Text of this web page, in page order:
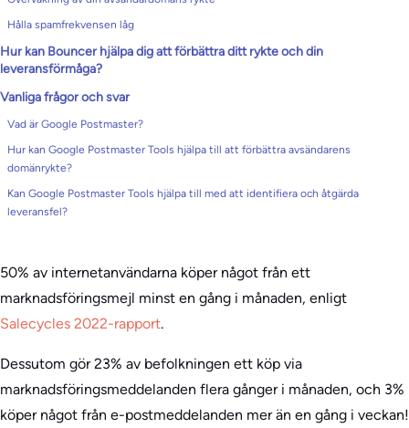
Hålla spamfrekvensen låg
Hur kan Bouncer hjälpa dig att förbättra ditt rykte och din
leveransförmåga?
Vanliga frågor och svar
Vad är Google Postmaster?
Hur kan Google Postmaster Tools hjälpa till att förbättra avsändarens
domänrykte?
Kan Google Postmaster Tools hjälpa till med att identifiera och åtgärda
leveransfel?
50% av internetanvändarna köper något från ett
marknadsföringsmejl minst en gång i månaden, enligt
Salecycles 2022-rapport.
Dessutom gör 23% av befolkningen ett köp via
marknadsföringsmeddelanden flera gånger i månaden, och 3%
köper något från e-postmeddelanden mer än en gång i veckan!